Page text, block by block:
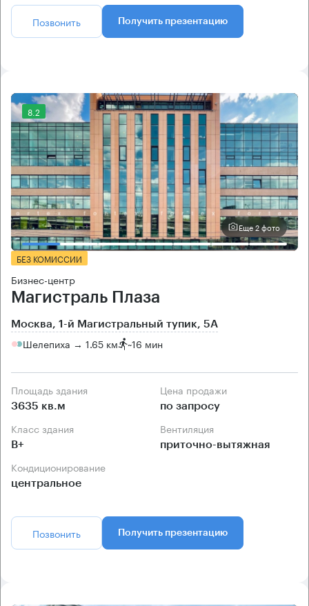
Позвонить Получить презентацию
8.2
Еще 2 фото
БЕЗ КОМИССИИ
Бизнес-центр
Магистраль Плаза
Москва, 1-й Магистральный тупик, 5А
Шелепиха → 1.65 км ~16 мин
Площадь здания
3635 кв.м
Цена продажи
по запросу
Класс здания
B+
Вентиляция
приточно-вытяжная
Кондиционирование
центральное
Позвонить Получить презентацию